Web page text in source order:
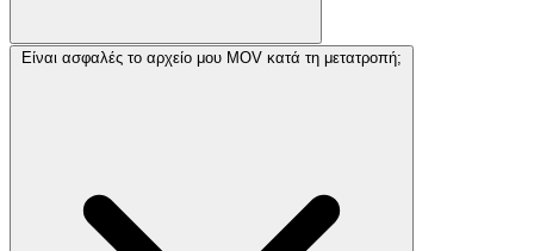
Είναι ασφαλές το αρχείο μου MOV κατά τη μετατροπή;